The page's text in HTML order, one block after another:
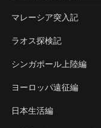
マレーシア突入記
ラオス探検記
シンガポール上陸編
ヨーロッパ遠征編
日本生活編